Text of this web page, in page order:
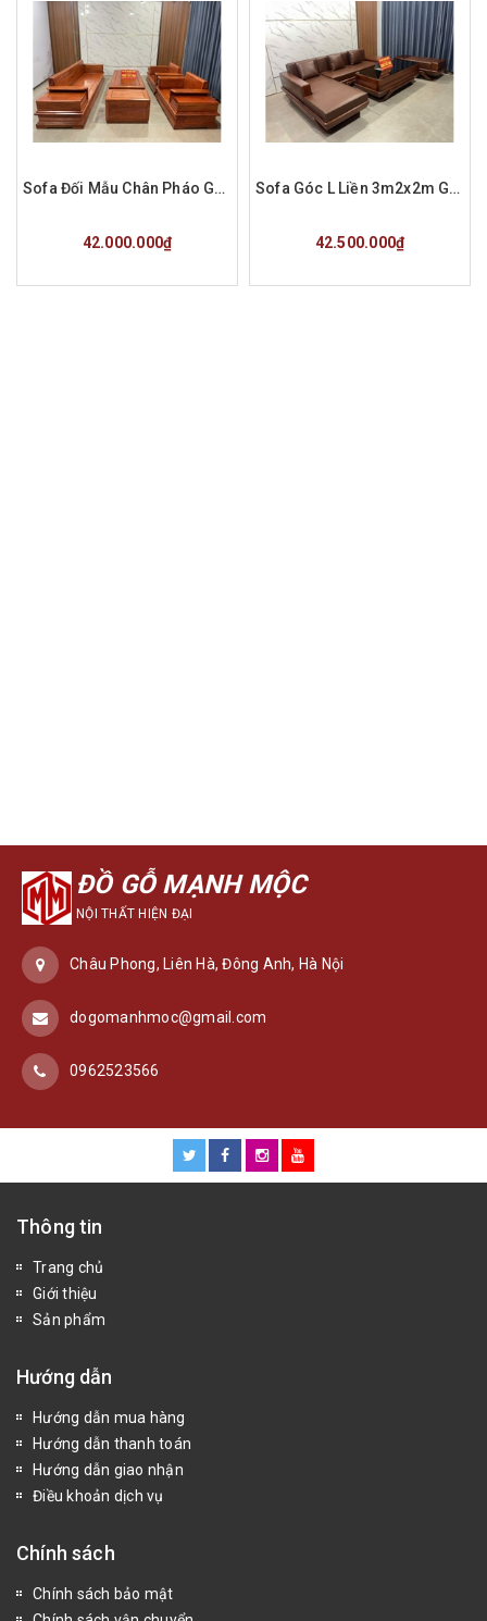
Sofa Đối Mẫu Chân Pháo Gỗ Hương Đá Hàng Đặt a Tùng Phú Thọ
42.000.000₫
Sofa Góc L Liền 3m2x2m Gỗ Hương Đá Hàng Đặt a Nam
42.500.000₫
ĐỒ GỖ MẠNH MỘC
NỘI THẤT HIỆN ĐẠI
Châu Phong, Liên Hà, Đông Anh, Hà Nội
dogomanhmoc@gmail.com
0962523566
Thông tin
Trang chủ
Giới thiệu
Sản phẩm
Hướng dẫn
Hướng dẫn mua hàng
Hướng dẫn thanh toán
Hướng dẫn giao nhận
Điều khoản dịch vụ
Chính sách
Chính sách bảo mật